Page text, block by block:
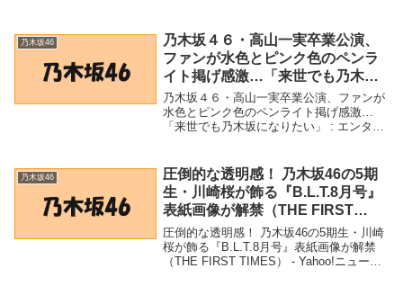
「そこもそんなに嫌いじゃない」 - A...
乃木坂46
乃木坂４６・高山一実卒業公演、
ファンが水色とピンク色のペンラ
イト掲げ感激…「来世でも乃木坂
になりたい」 : エンタメ報知 : エン
タメ・文化 : ニュース – 読売新聞
乃木坂４６・高山一実卒業公演、ファンが
水色とピンク色のペンライト掲げ感激…
「来世でも乃木坂になりたい」 : エンタメ
一実卒業公演、ファンが水色とピンク...
乃木坂46
圧倒的な透明感！ 乃木坂46の5期
生・川崎桜が飾る『B.L.T.8月号』
表紙画像が解禁（THE FIRST
TIMES） – Yahoo!ニュース –
Yahoo!ニュース
圧倒的な透明感！ 乃木坂46の5期生・川崎
桜が飾る『B.L.T.8月号』表紙画像が解禁
（THE FIRST TIMES） - Yahoo!ニュース